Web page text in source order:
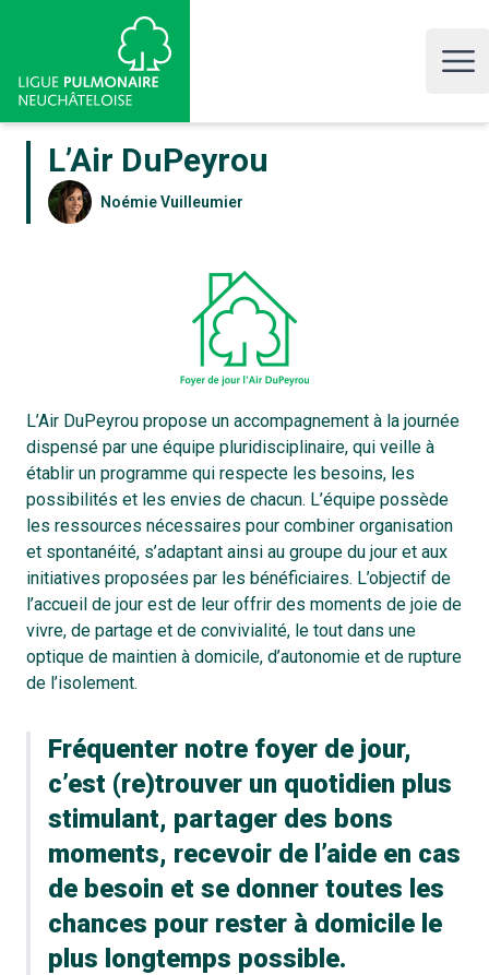
LPNE, Ligue pulmonaire neuchâteloise
Open
L’Air DuPeyrou
Noémie Vuilleumier
L’Air DuPeyrou propose un accompagnement à la journée
dispensé par une équipe pluridisciplinaire, qui veille à
établir un programme qui respecte les besoins, les
possibilités et les envies de chacun. L’équipe possède
les ressources nécessaires pour combiner organisation
et spontanéité, s’adaptant ainsi au groupe du jour et aux
initiatives proposées par les bénéficiaires. L’objectif de
l’accueil de jour est de leur offrir des moments de joie de
vivre, de partage et de convivialité, le tout dans une
optique de maintien à domicile, d’autonomie et de rupture
de l’isolement.
Fréquenter notre foyer de jour,
c’est (re)trouver un quotidien plus
stimulant, partager des bons
moments, recevoir de l’aide en cas
de besoin et se donner toutes les
chances pour rester à domicile le
plus longtemps possible.